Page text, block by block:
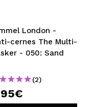
London -
cernes The Multi-
- 050: Sand
(2)